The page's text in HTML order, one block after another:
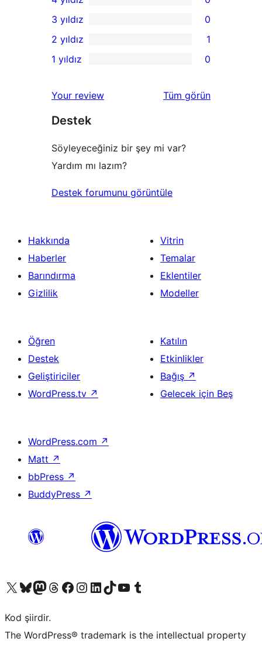
5
yıldızlı
inceleme
4
yıldızlı
inceleme
0
3
yıldızlı
3 yıldız 0
2
inceleme
2 yıldız 1
yıldızlı
inceleme
1 yıldız 0
Your review Tüm değerlendirmeleri
görün
Destek
Söyleyeceğiniz bir şey mi var?
Yardım mı lazım?
Destek forumunu görüntüle
Hakkında
Haberler
Barındırma
Gizlilik
Vitrin
Temalar
Eklentiler
Modeller
Öğren
Destek
Geliştiriciler
WordPress.tv ↗
Katılın
Etkinlikler
Bağış ↗
Gelecek için Beş
WordPress.com ↗
Matt ↗
bbPress ↗
BuddyPress ↗
X (eski Twitter) hesabımıza bakın
Bluesky hesabımızı ziyaret edinMastodon hesabımızı ziyaret edinThreads hesabımızı ziyaret edinFacebook sayfamızı ziyaret edinInstagram hesabımızı ziyaret edinLinkedIn hesabımızı ziyaret edinTikTok hesabımızı ziyaret edinYouTube kanalımızı ziyaret edinTumblr hesabımızı ziyaret edin
Kod şiirdir.
The WordPress® trademark is the intellectual property